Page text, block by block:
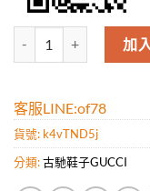
古馳Gucci新款男士時
加
客服LINE:of78
貨號: k4vTND5j
分類:古馳鞋子GUCCI